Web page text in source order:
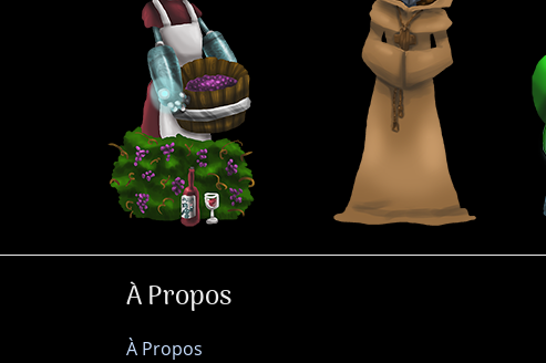
À Propos
À Propos